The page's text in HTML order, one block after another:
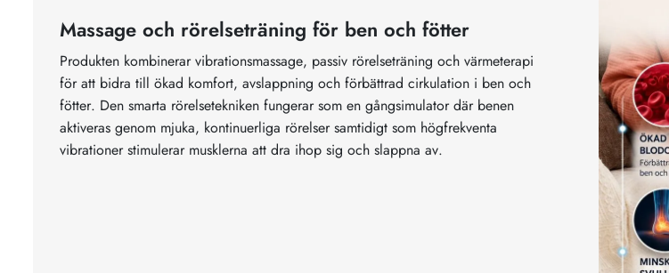
Massage och rörelseträning för ben och fötter
Produkten kombinerar vibrationsmassage, passiv rörelseträning och värmeterapi
för att bidra till ökad komfort, avslappning och förbättrad cirkulation i ben och
fötter. Den smarta rörelsetekniken fungerar som en gångsimulator där benen
aktiveras genom mjuka, kontinuerliga rörelser samtidigt som högfrekventa
vibrationer stimulerar musklerna att dra ihop sig och slappna av.